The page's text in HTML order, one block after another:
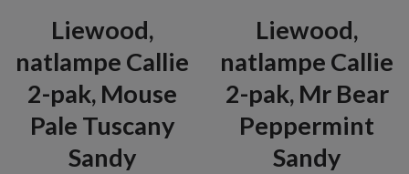
Liewood,
natlampe Callie
2-pak, Mouse
Pale Tuscany
Sandy
Liewood,
natlampe Callie
2-pak, Mr Bear
Peppermint
Sandy